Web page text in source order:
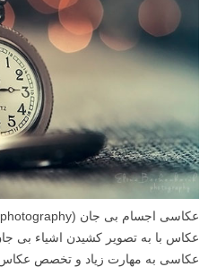
عکاس با به تصویر کشیدن اشیاء بی
عکاسی به مهارت زیاد و تخصص